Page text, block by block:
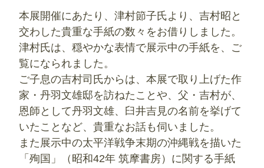
本展開催にあたり、津村節子氏より、吉村昭と
交わした貴重な手紙の数々をお借りしました。
津村氏は、穏やかな表情で展示中の手紙を、ご
覧になられました。
ご子息の吉村司氏からは、本展で取り上げた作
家・丹羽文雄邸を訪ねたことや、父・吉村が、
恩師として丹羽文雄、臼井吉見の名前を挙げて
いたことなど、貴重なお話も伺いました。
また展示中の太平洋戦争末期の沖縄戦を描いた
「殉国」（昭和42年 筑摩書房）に関する手紙